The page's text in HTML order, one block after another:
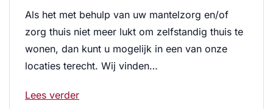
Als het met behulp van uw mantelzorg en/of
zorg thuis niet meer lukt om zelfstandig thuis te
wonen, dan kunt u mogelijk in een van onze
locaties terecht. Wij vinden…
Lees verder